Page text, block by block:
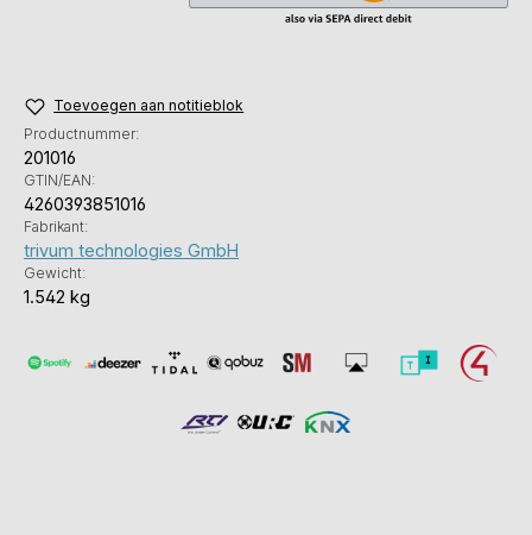
Toevoegen aan notitieblok
Productnummer:
201016
GTIN/EAN:
4260393851016
Fabrikant:
trivum technologies GmbH
Gewicht:
1.542 kg